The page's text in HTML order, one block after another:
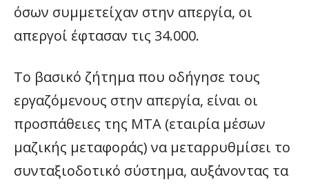
όσων συμμετείχαν στην απεργία, οι
απεργοί έφτασαν τις 34.000.
Το βασικό ζήτημα που οδήγησε τους
εργαζόμενους στην απεργία, είναι οι
προσπάθειες της ΜΤΑ (εταιρία μέσων
μαζικής μεταφοράς) να μεταρρυθμίσει το
συνταξιοδοτικό σύστημα, αυξάνοντας τα